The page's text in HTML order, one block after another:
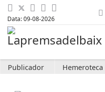
Data: 09-08-2026
Publicador Hemeroteca